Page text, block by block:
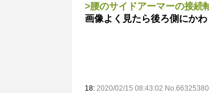
>腰のサイドアーマーの接続
画像よく見たら後ろ側にか
18: 2020/02/15 08:43:02